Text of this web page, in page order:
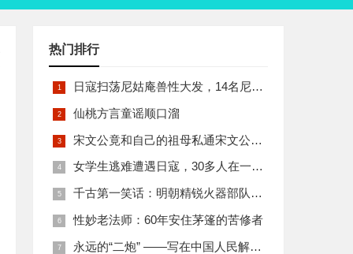
热门排行
日寇扫荡尼姑庵兽性大发，14名尼姑遭玷污后集体自焚
仙桃方言童谣顺口溜
宋文公竟和自己的祖母私通宋文公是如何死的
女学生逃难遭遇日寇，30多人在一所小校里被集体奸淫
千古第一笑话：明朝精锐火器部队亡于一只'鸡'
性妙老法师：60年安住茅篷的苦修者
永远的“二炮” ——写在中国人民解放军火箭军组建之际